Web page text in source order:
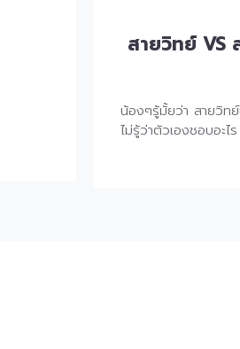
สายวิทย์ VS
น้องๆรู้มั้ยว่า สายวิท
ไม่รู้ว่าตัวเองชอบอะไ